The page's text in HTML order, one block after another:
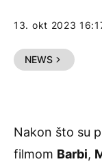
13. okt 2023
NEWS
Nakon što su
filmom Barbi,